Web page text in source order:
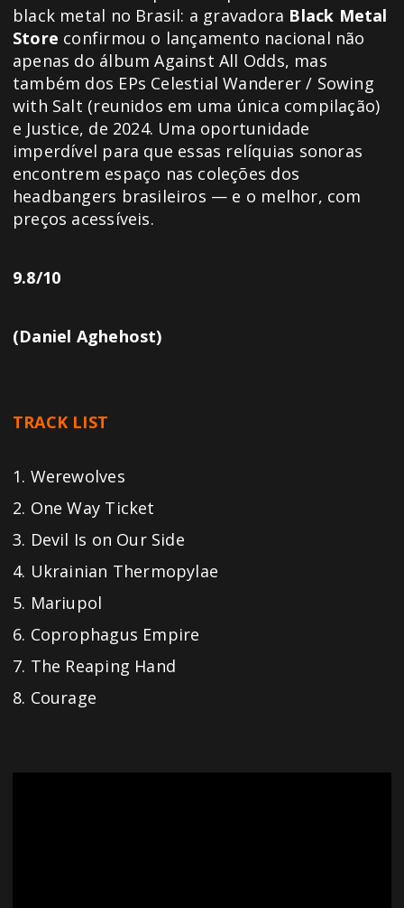
black metal no Brasil: a gravadora Black Metal
Store confirmou o lançamento nacional não
apenas do álbum Against All Odds, mas
também dos EPs Celestial Wanderer / Sowing
with Salt (reunidos em uma única compilação)
e Justice, de 2024. Uma oportunidade
imperdível para que essas relíquias sonoras
encontrem espaço nas coleções dos
headbangers brasileiros — e o melhor, com
preços acessíveis.
9.8/10
(Daniel Aghehost)
TRACK LIST
1. Werewolves
2. One Way Ticket
3. Devil Is on Our Side
4. Ukrainian Thermopylae
5. Mariupol
6. Coprophagus Empire
7. The Reaping Hand
8. Courage